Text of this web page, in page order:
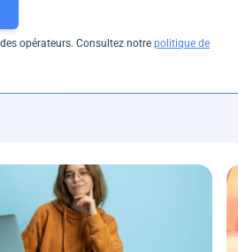
opérateurs. Consultez notre politique de